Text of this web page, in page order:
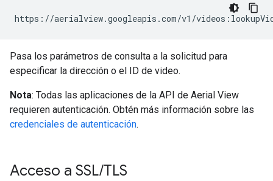
Pasa los parámetros de consulta a la solicitud para
especificar la dirección o el ID de video.
Nota: Todas las aplicaciones de la API de Aerial View
requieren autenticación. Obtén más información sobre las
credenciales de autenticación.
Acceso a SSL/TLS